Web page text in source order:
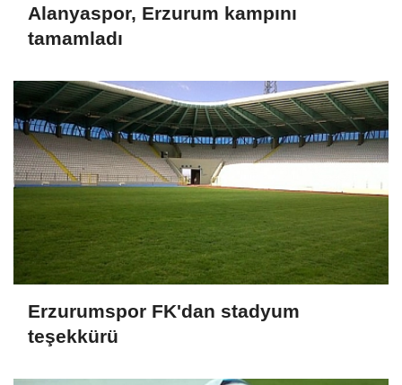
Alanyaspor, Erzurum kampını
tamamladı
Erzurumspor FK'dan stadyum
teşekkürü